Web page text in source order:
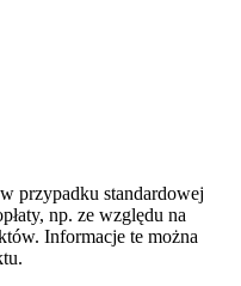
przypadku standardowej
np. ze względu na
Informacje te można